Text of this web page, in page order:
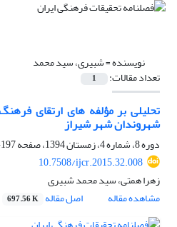
نویسنده =شبیری، سید محمد
تعداد مقالات: 1
تحلیلی بر مؤلفه های ارتقای
شهروندان شهر شیراز
دوره 8، شماره 4، زمستان 1394، صفحه
197-215
10.7508/ijcr.2015.32.008
زهرا همتی، سید محمد شبیری
مشاهده مقاله
اصل مقاله 697.56 K